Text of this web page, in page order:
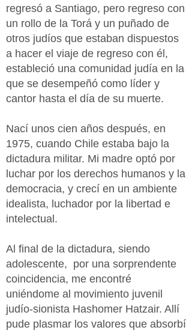
regresó a Santiago, pero regreso con
un rollo de la Torá y un puñado de
otros judíos que estaban dispuestos
a hacer el viaje de regreso con él,
estableció una comunidad judía en la
que se desempeñó como líder y
cantor hasta el día de su muerte.
Nací unos cien años después, en
1975, cuando Chile estaba bajo la
dictadura militar. Mi madre optó por
luchar por los derechos humanos y la
democracia, y crecí en un ambiente
idealista, luchador por la libertad e
intelectual.
Al final de la dictadura, siendo
adolescente, por una sorprendente
coincidencia, me encontré
uniéndome al movimiento juvenil
judío-sionista Hashomer Hatzair. Allí
pude plasmar los valores que absorbí